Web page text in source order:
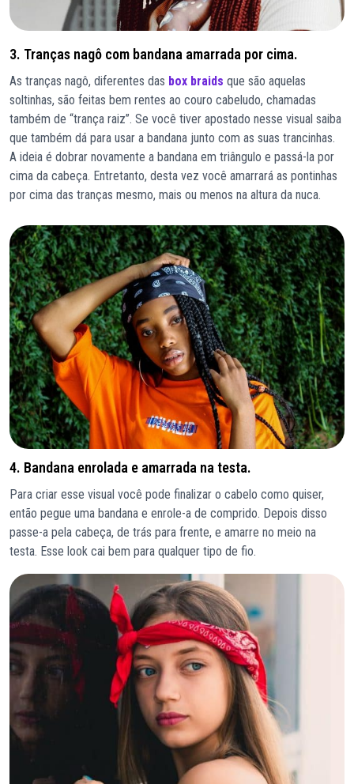
3. Tranças nagô com bandana amarrada por cima.
As tranças nagô, diferentes das box braids que são aquelas
soltinhas, são feitas bem rentes ao couro cabeludo, chamadas
também de “trança raiz”. Se você tiver apostado nesse visual saiba
que também dá para usar a bandana junto com as suas trancinhas.
A ideia é dobrar novamente a bandana em triângulo e passá-la por
cima da cabeça. Entretanto, desta vez você amarrará as pontinhas
por cima das tranças mesmo, mais ou menos na altura da nuca.
4. Bandana enrolada e amarrada na testa.
Para criar esse visual você pode finalizar o cabelo como quiser,
então pegue uma bandana e enrole-a de comprido. Depois disso
passe-a pela cabeça, de trás para frente, e amarre no meio na
testa. Esse look cai bem para qualquer tipo de fio.